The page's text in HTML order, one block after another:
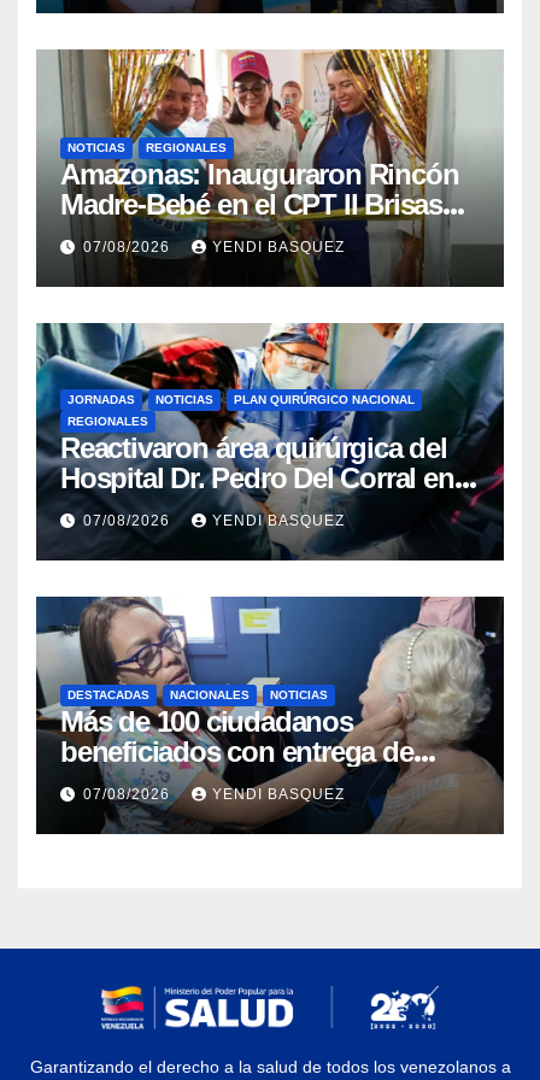
NOTICIAS REGIONALES
​Amazonas: Inauguraron Rincón
Madre-Bebé en el CPT II Brisas
del Aeropuerto ​Inauguraron
Rincón
07/08/2026 YENDI BASQUEZ
JORNADAS NOTICIAS
PLAN QUIRÚRGICO NACIONAL
REGIONALES
Reactivaron área quirúrgica del
Hospital Dr. Pedro Del Corral en
Guárico
07/08/2026 YENDI BASQUEZ
DESTACADAS NACIONALES NOTICIAS
Más de 100 ciudadanos
beneficiados con entrega de
prótesis auditivas en el Centro de
Rehabilitación J.J. Arvelo
07/08/2026 YENDI BASQUEZ
Garantizando el derecho a la salud de todos los venezolanos a